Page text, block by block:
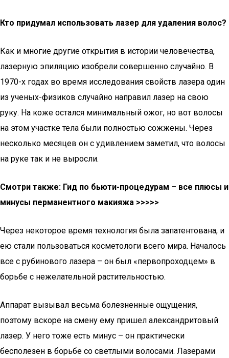
Кто придумал использовать лазер для удаления волос?
Как и многие другие открытия в истории человечества,
лазерную эпиляцию изобрели совершенно случайно. В
1970-х годах во время исследования свойств лазера один
из ученых-физиков случайно направил лазер на свою
руку. На коже остался минимальный ожог, но вот волосы
на этом участке тела были полностью сожжены. Через
несколько месяцев он с удивлением заметил, что волосы
на руке так и не выросли.
Смотри также: Гид по бьюти-процедурам – все плюсы и
минусы перманентного макияжа >>>>>
Через некоторое время технология была запатентована, и
ею стали пользоваться косметологи всего мира. Началось
все с рубинового лазера – он был «первопроходцем» в
борьбе с нежелательной растительностью.
Аппарат вызывал весьма болезненные ощущения,
поэтому вскоре на смену ему пришел александритовый
лазер. У него тоже есть минус – он практически
бесполезен в борьбе со светлыми волосами. Лазерами